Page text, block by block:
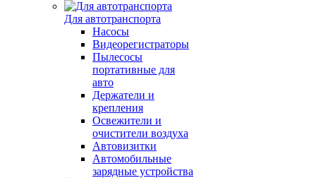
Для автотранспорта
Насосы
Видеорегистраторы
Пылесосы
портативные для
авто
Держатели и
крепления
Освежители и
очистители воздуха
Автовизитки
Автомобильные
зарядные устройства